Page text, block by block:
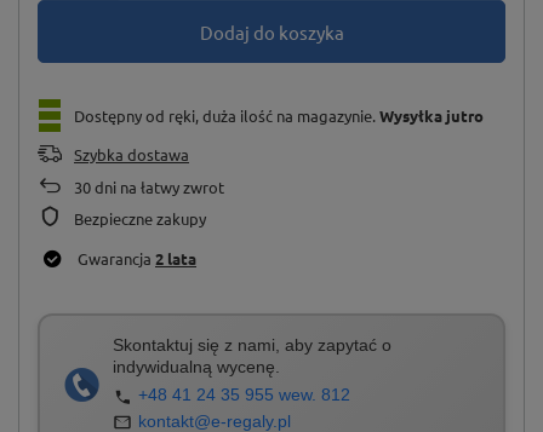
Dodaj do koszyka
Dostępny od ręki, duża ilość na magazynie Wysyłka jutro
Szybka dostawa
30dni na łatwy zwrot
Bezpieczne zakupy
Gwarancja 2 lata
Skontaktuj się z nami, aby zapytać o
indywidualną wycenę.
+48 41 24 35 955 wew. 812
kontakt@e-regaly.pl